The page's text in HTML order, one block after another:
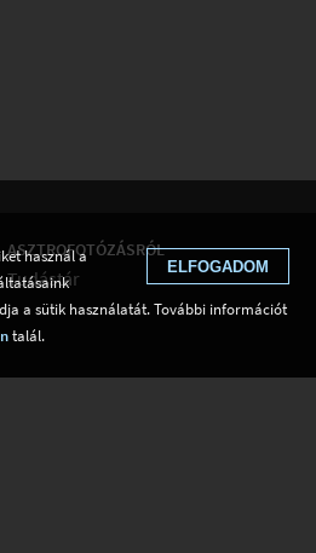
ASZTROFOTÓZÁSRÓL
Tudástár ELFOGADOM
használ a
a sütik használatát. További információt
talál.